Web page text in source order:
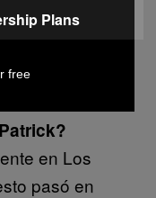
en Los
pasó en
Plans
free